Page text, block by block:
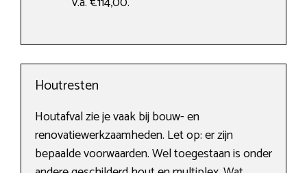
Houtresten
Houtafval zie je vaak bij bouw- en
renovatiewerkzaamheden. Let op: er zijn
bepaalde voorwaarden. Wel toegestaan is onder